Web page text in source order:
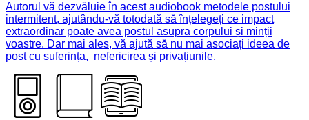
Autorul vă dezvăluie în acest audiobook metodele postului
intermitent, ajutându-vă totodată să înțelegeți ce impact
extraordinar poate avea postul asupra corpului și minții
voastre. Dar mai ales, vă ajută să nu mai asociați ideea de
post cu suferința, nefericirea și privațiunile.